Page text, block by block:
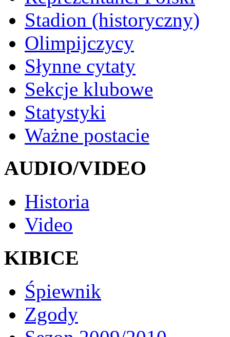
Stadion (historyczny)
Olimpijczycy
Słynne cytaty
Sekcje klubowe
Statystyki
Ważne postacie
AUDIO/VIDEO
Historia
Video
KIBICE
Śpiewnik
Zgody